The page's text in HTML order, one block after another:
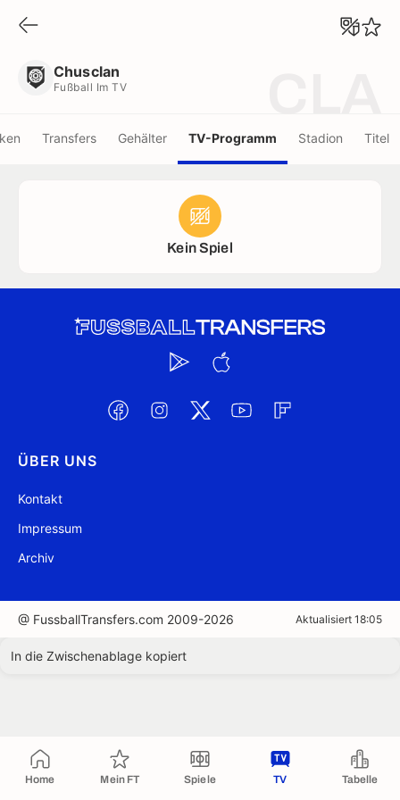
Home Mein FT Spiele TV Tabelle
Chusclan
Fußball Im TV
Transfers Gehälter TV-Programm Stadion Titel
Kein Spiel
ÜBER UNS
Kontakt
Impressum
Archiv
@ FussballTransfers.com 2009-2026 Aktualisiert 18:05
In die Zwischenablage kopiert